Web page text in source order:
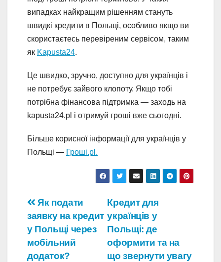
випадках найкращим рішенням стануть
швидкі кредити в Польщі, особливо якщо ви
скористаєтесь перевіреним сервісом, таким
як Kapusta24.
Це швидко, зручно, доступно для українців і
не потребує зайвого клопоту. Якщо тобі
потрібна фінансова підтримка — заходь на
kapusta24.pl і отримуй гроші вже сьогодні.
Більше корисної інформації для українців у
Польщі — Гроші.pl.
Навігація
записів
Кредит для
українців у
Польщі: де
оформити та на
що звернути увагу
Як подати
заявку на кредит
у Польщі через
мобільний
додаток?